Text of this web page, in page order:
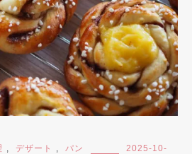
デザート パン
2025-10-